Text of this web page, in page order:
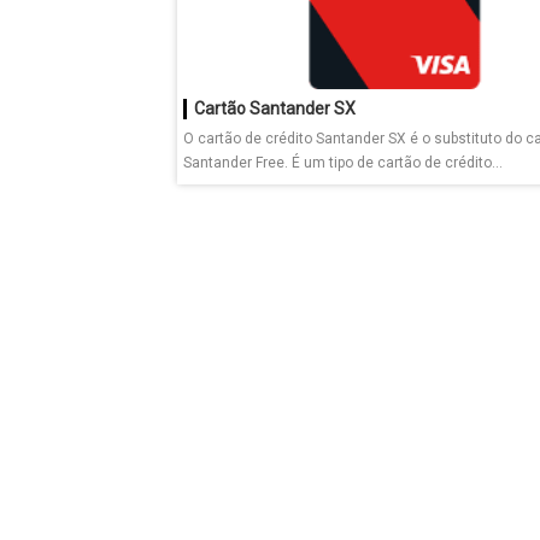
Cartão Santander SX
O cartão de crédito Santander SX é o substituto do
Santander Free. É um tipo de cartão de crédito...